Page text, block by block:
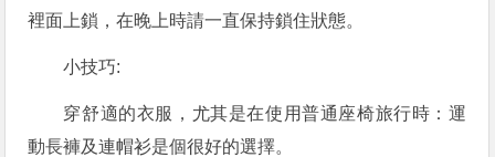
裡面上鎖，在晚上時請一直保持鎖住狀態。
小技巧:
穿舒適的衣服，尤其是在使用普通座椅旅行時：運
動長褲及連帽衫是個很好的選擇。